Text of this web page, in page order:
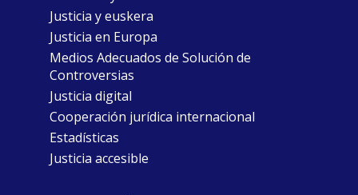
Justicia y euskera
Justicia en Europa
Medios Adecuados de Solución de
Controversias
Justicia digital
Cooperación jurídica internacional
Estadísticas
Justicia accesible